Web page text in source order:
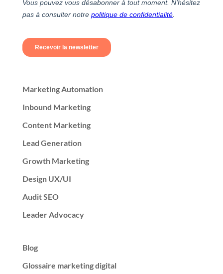
Marketing Automation
Inbound Marketing
Content Marketing
Lead Generation
Growth Marketing
Design UX/UI
Audit SEO
Leader Advocacy
Blog
Glossaire marketing digital